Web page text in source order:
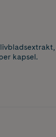
kapsel.